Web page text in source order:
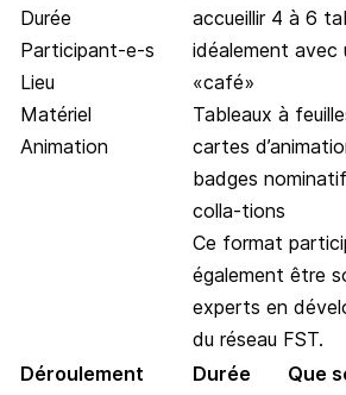
Durée
Participant-e-s
Lieu
Matériel
Animation
accueillir 4 à 6
idéalement avec
«café»
Tableaux à
cartes
badges
colla-tions
Ce format
également être
experts en
du réseau FST.
Déroulement
Durée Que